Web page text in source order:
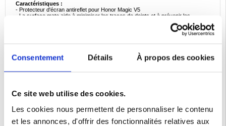
Consentement Détails À propos des cookies
Ce site web utilise des cookies.
Les cookies nous permettent de personnaliser le contenu
et les annonces, d'offrir des fonctionnalités relatives aux
Caractéristiques :
- Protecteur d'écran antireflet pour Honor Magic V5
- La surface mate aide à minimiser les traces de doigts et à prévenir les
- Maintient l'écran de votre Honor Magic V5 propre et sans bavures
Compatibilité:Honor Magic V5
Emballage:Euroblister
Honor Magic V5 Coque & Accessoires